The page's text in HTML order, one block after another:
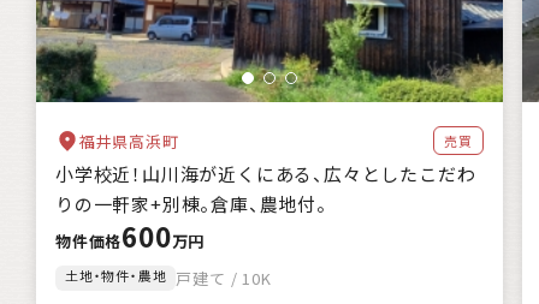
家賃補助
住宅購入補助
リフォーム補助
移住補助
起業補助
キーワード
該当 1件
クリア
福井県高浜町 売買
小学校近！山川海が近くにある、広々としたこだわ
りの一軒家+別棟。倉庫、農地付。
物件価格600万円
土地・物件・農地 戸建て / 10K